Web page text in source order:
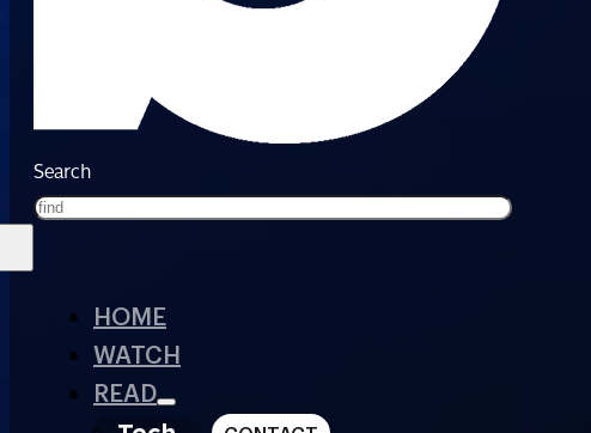
Search
HOME
WATCH
READ